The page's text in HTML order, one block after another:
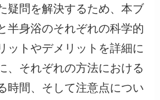
疑問を解決するため、本ブ
半身浴のそれぞれの科学的
ットやデメリットを詳細に
、それぞれの方法における
時間、そして注意点につい